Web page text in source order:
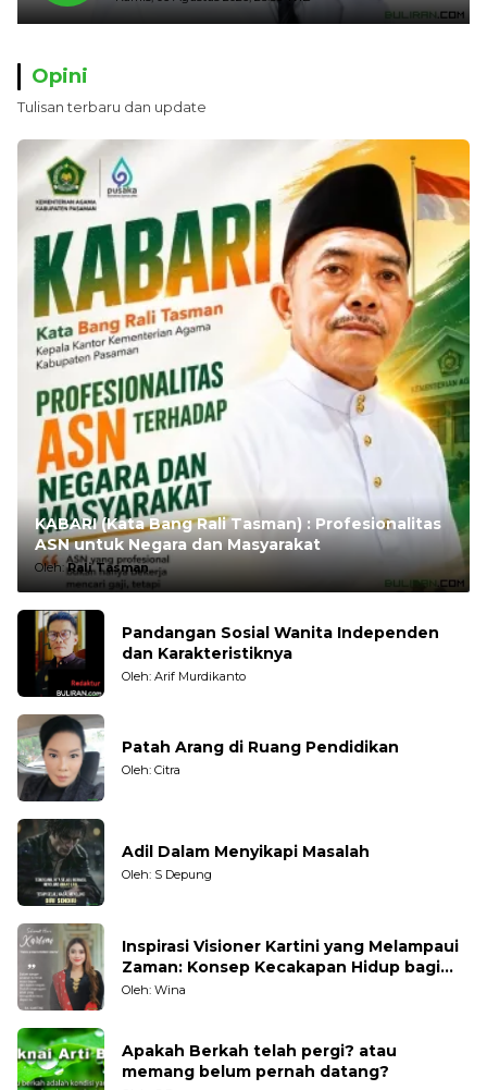
Putih
Opini
Tulisan terbaru dan update
KABARI (Kata Bang Rali Tasman) : Profesionalitas
ASN untuk Negara dan Masyarakat
Oleh:Rali Tasman
Pandangan Sosial Wanita Independen
dan Karakteristiknya
Oleh: Arif Murdikanto
Patah Arang di Ruang Pendidikan
Oleh: Citra
Adil Dalam Menyikapi Masalah
Oleh: S Depung
Inspirasi Visioner Kartini yang Melampaui
Zaman: Konsep Kecakapan Hidup bagi
Generasi Muda
Oleh: Wina
Apakah Berkah telah pergi? atau
memang belum pernah datang?